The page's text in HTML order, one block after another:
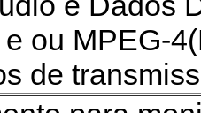
ou MPEG-
de